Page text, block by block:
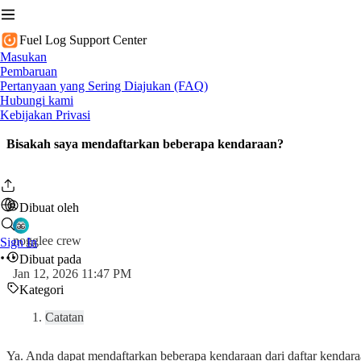
Fuel Log Support Center
Masukan
Pembaruan
Pertanyaan yang Sering Diajukan (FAQ)
Hubungi kami
Kebijakan Privasi
Sign In
Bisakah saya mendaftarkan beberapa kendaraan?
Dibuat oleh
nogglee crew
Dibuat pada
Jan 12, 2026 11:47 PM
Kategori
Catatan
Ya. Anda dapat mendaftarkan beberapa kendaraan dari daftar